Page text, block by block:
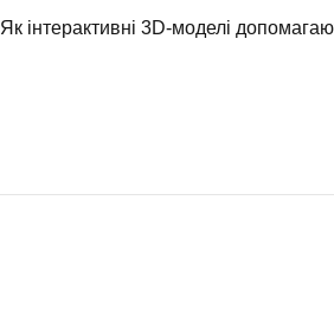
Як інтерактивні 3D-моделі